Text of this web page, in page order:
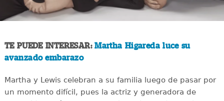
TE PUEDE INTERESAR:Martha Higareda luce su
avanzado embarazo
Martha y Lewis celebran a su familia luego de pasar por
un momento difícil, pues la actriz y generadora de